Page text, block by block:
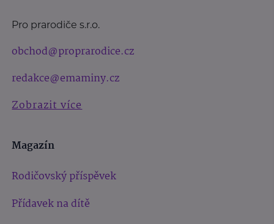
Pro prarodiče s.r.o.
obchod@proprarodice.cz
redakce@emaminy.cz
Zobrazit více
Magazín
Rodičovský příspěvek
Přídavek na dítě